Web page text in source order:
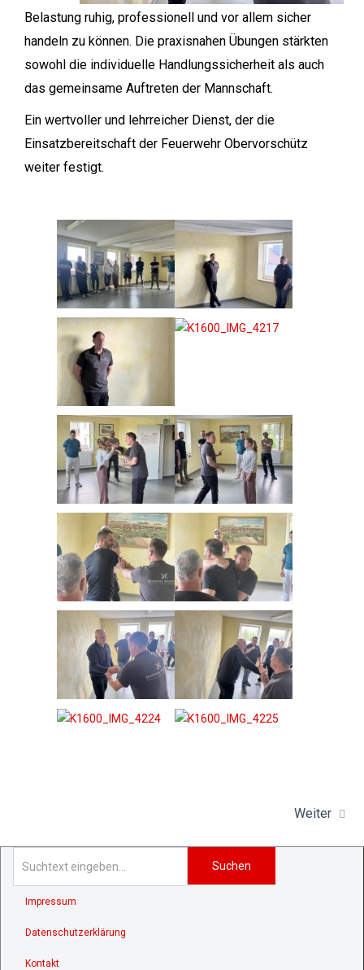
Belastung ruhig, professionell und vor allem sicher
handeln zu können. Die praxisnahen Übungen stärkten
sowohl die individuelle Handlungssicherheit als auch
das gemeinsame Auftreten der Mannschaft.
Ein wertvoller und lehrreicher Dienst, der die
Einsatzbereitschaft der Feuerwehr Obervorschütz
weiter festigt.
Weiter
Suchen
Impressum
Datenschutzerklärung
Kontakt